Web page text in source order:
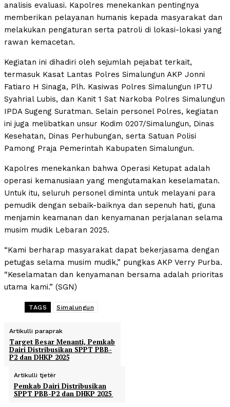
analisis evaluasi. Kapolres menekankan pentingnya
memberikan pelayanan humanis kepada masyarakat dan
melakukan pengaturan serta patroli di lokasi-lokasi yang
rawan kemacetan.
Kegiatan ini dihadiri oleh sejumlah pejabat terkait,
termasuk Kasat Lantas Polres Simalungun AKP Jonni
Fatiaro H Sinaga, Plh. Kasiwas Polres Simalungun IPTU
Syahrial Lubis, dan Kanit 1 Sat Narkoba Polres Simalungun
IPDA Sugeng Suratman. Selain personel Polres, kegiatan
ini juga melibatkan unsur Kodim 0207/Simalungun, Dinas
Kesehatan, Dinas Perhubungan, serta Satuan Polisi
Pamong Praja Pemerintah Kabupaten Simalungun.
Kapolres menekankan bahwa Operasi Ketupat adalah
operasi kemanusiaan yang mengutamakan keselamatan.
Untuk itu, seluruh personel diminta untuk melayani para
pemudik dengan sebaik-baiknya dan sepenuh hati, guna
menjamin keamanan dan kenyamanan perjalanan selama
musim mudik Lebaran 2025.
“Kami berharap masyarakat dapat bekerjasama dengan
petugas selama musim mudik,” pungkas AKP Verry Purba.
“Keselamatan dan kenyamanan bersama adalah prioritas
utama kami.” (SGN)
TAGS Simalungun
Artikulli paraprak
Target Besar Menanti, Pemkab
Dairi Distribusikan SPPT PBB-
P2 dan DHKP 2025
Artikulli tjetër
Pemkab Dairi Distribusikan
SPPT PBB-P2 dan DHKP 2025